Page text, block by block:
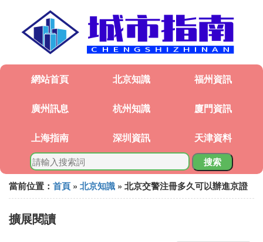
網站首頁 北京知識 福州資訊
廣州訊息 杭州知識 廈門資訊
上海指南 深圳資訊 天津資料
搜索
當前位置： 首頁 » 北京知識 » 北京交警注冊多久可以辦進京證
擴展閱讀